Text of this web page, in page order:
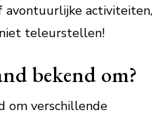
avontuurlijke activiteiten,
teleurstellen!
bekend om?
om verschillende